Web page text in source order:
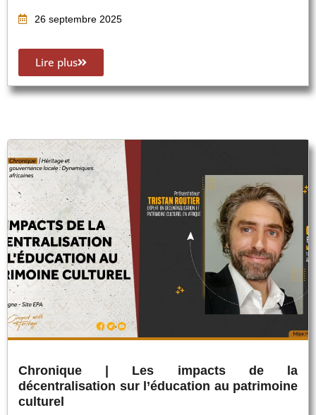
26 septembre 2025
Lire plus
Chronique | Les impacts de la
décentralisation sur l’éducation au patrimoine
culturel